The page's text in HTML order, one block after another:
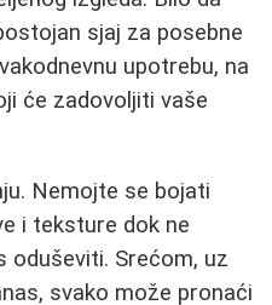
sjaj za posebne
upotrebu, na
će zadovoljiti vaše
Nemojte se bojati
i teksture dok ne
oduševiti. Srećom, uz
svako može pronaći